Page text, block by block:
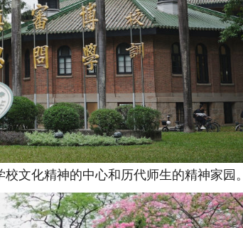
化精神的中心和历代师生的精神家园。